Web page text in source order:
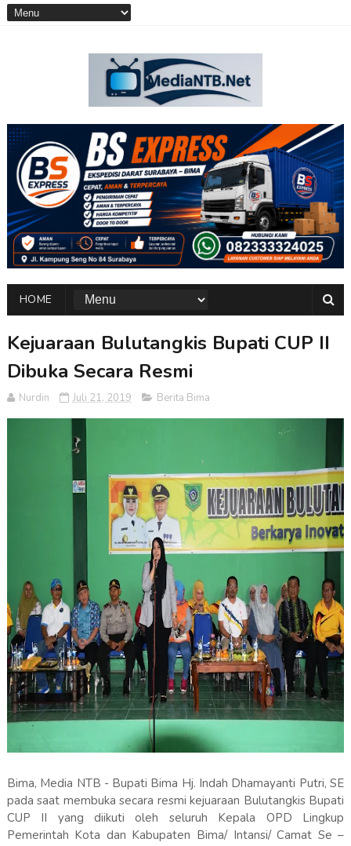
HOME
Kejuaraan Bulutangkis Bupati CUP II
Dibuka Secara Resmi
Nurdin Juli 21, 2019 Berita Bima
Bima, Media NTB - Bupati Bima Hj. Indah Dhamayanti Putri, SE
pada saat membuka secara resmi kejuaraan Bulutangkis Bupati
CUP II yang diikuti oleh seluruh Kepala OPD Lingkup
Pemerintah Kota dan Kabupaten Bima/ Intansi/ Camat Se –